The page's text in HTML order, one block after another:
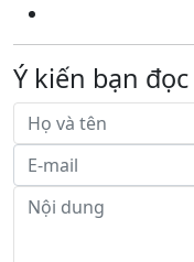
Ý kiến bạn đọc